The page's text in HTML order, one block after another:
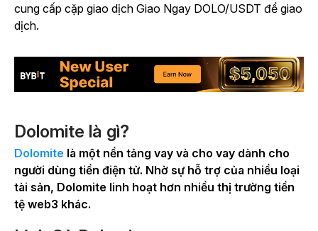
cung cấp cặp giao dịch Giao Ngay DOLO/USDT để giao
dịch.
Dolomite là gì?
Dolomite là một nền tảng vay và cho vay dành cho
người dùng tiền điện tử. Nhờ sự hỗ trợ của nhiều loại
tài sản, Dolomite linh hoạt hơn nhiều thị trường tiền
tệ web3 khác.